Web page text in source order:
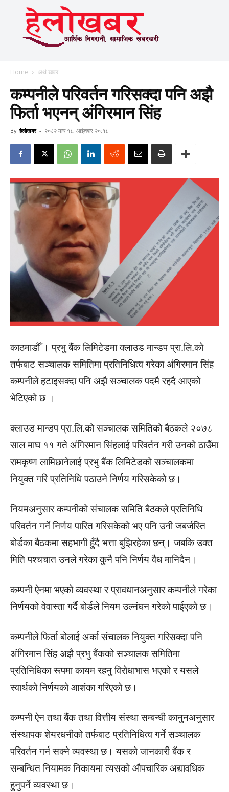
Home अर्थ खबर
कम्पनीले परिवर्तन गरिसक्दा पनि अझै
फिर्ता भएनन् अंगिरमान सिंह
By हेलाेखबर - २०८२ माघ १८, आईतवार २०:१८
काठमाडौँ । प्रभु बैंक लिमिटेडमा क्लाउड मान्डप प्रा.लि.को
तर्फबाट सञ्चालक समितिमा प्रतिनिधित्व गरेका अंगिरमान सिंह
कम्पनीले हटाइसक्दा पनि अझै सञ्चालक पदमै रहदै आएको
भेटिएको छ ।
क्लाउड मान्डप प्रा.लि.को सञ्चालक समितिको बैठकले २०७८
साल माघ ११ गते अंगिरमान सिंहलाई परिवर्तन गरी उनको ठाउँमा
रामकृष्ण लामिछानेलाई प्रभु बैंक लिमिटेडको सञ्चालकमा
नियुक्त गरि प्रतिनिधि पठाउने निर्णय गरिसकेको छ।
नियमअनुसार कम्पनीको संचालक समिति बैठकले प्रतिनिधि
परिवर्तन गर्ने निर्णय पारित गरिसकेको भए पनि उनी जबर्जस्ति
बोर्डका बैठकमा सहभागी हुँदै भत्ता बुझिरहेका छन्। जबकि उक्त
मिति पश्चचात उनले गरेका कुनै पनि निर्णय वैध मानिदैन।
कम्पनी ऐनमा भएको व्यवस्था र प्रावधानअनुसार कम्पनीले गरेका
निर्णयको वेवास्ता गर्दै बोर्डले नियम उल्नंघन गरेको पाईएको छ।
कम्पनीले फिर्ता बोलाई अर्का संचालक नियुक्त गरिसक्दा पनि
अंगिरमान सिंह अझै प्रभु बैंकको सञ्चालक समितिमा
प्रतिनिधिका रूपमा कायम रहनु विरोधाभास भएको र यसले
स्वार्थको निर्णयको आशंका गरिएको छ।
कम्पनी ऐन तथा बैंक तथा वित्तीय संस्था सम्बन्धी कानुनअनुसार
संस्थापक शेयरधनीको तर्फबाट प्रतिनिधित्व गर्ने सञ्चालक
परिवर्तन गर्न सक्ने व्यवस्था छ। यसको जानकारी बैंक र
सम्बन्धित नियामक निकायमा त्यसको औपचारिक अद्यावधिक
हुनुपर्ने व्यवस्था छ।